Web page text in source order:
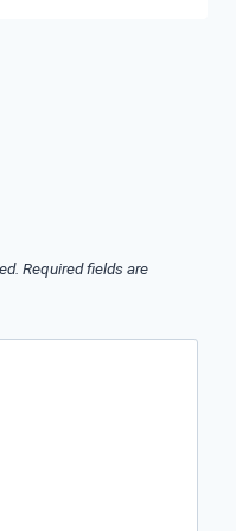
Required fields are